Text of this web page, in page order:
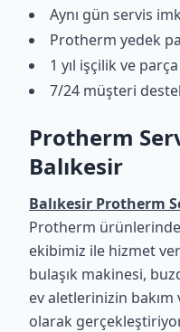
Aynı gün servis
Protherm yedek
1 yıl işçilik ve
7/24 müşteri
Protherm
Balıkesir
Balıkesir Protherm
Protherm
ekibimiz ile hizmet
bulaşık makinesi,
ev aletlerinizin bakım
olarak